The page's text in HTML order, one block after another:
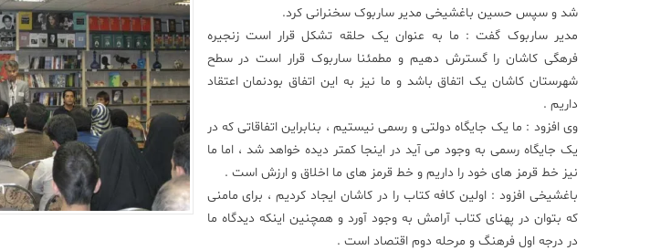
شد و سپس حسین باغشیخی مدیر ساربوک سخنرانی کرد.
مدیر ساربوک گفت : ما به عنوان یک حلقه تشکل قرار است زنجیره
فرهگی کاشان را گسترش دهیم و مطمئنا ساربوک قرار است در سطح
شهرستان کاشان یک اتفاق باشد و ما نیز به این اتفاق بودنمان اعتقاد
داریم .
وی افزود : ما یک جایگاه دولتی و رسمی نیستیم ، بنابراین اتفاقاتی که در
یک جایگاه رسمی به وجود می آید در اینجا کمتر دیده خواهد شد ، اما ما
نیز خط قرمز های خود را داریم و خط قرمز های ما اخلاق و ارزش است .
باغشیخی افزود : اولین کافه کتاب را در کاشان ایجاد کردیم ، برای مامنی
که بتوان در پهنای کتاب آرامش به وجود آورد و همچنین اینکه دیدگاه ما
در درجه اول فرهنگ و مرحله دوم اقتصاد است .